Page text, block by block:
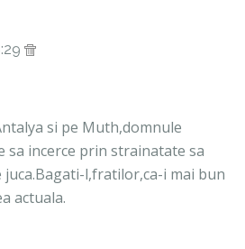
si pe Muth,domnule
sa incerce prin strainatate sa
juca.Bagati-l,fratilor,ca-i mai bun
actuala.